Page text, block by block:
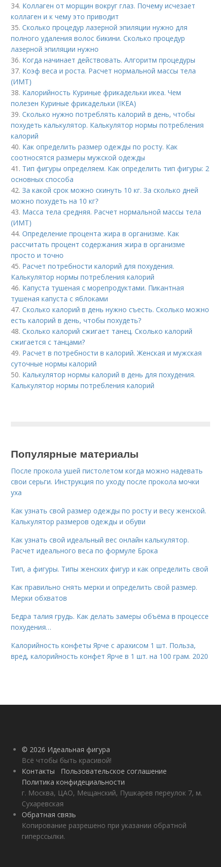
34. Коллаген от морщин вокруг глаз. Почему исчезает
коллаген и к чему это приводит
35.Сколько процедур лазерной эпиляции нужно для
полного удаления волос бикини. Сколько процедур
лазерной эпиляции нужно
36. Когда начинает действовать. Алгоритм процедуры
37. Коэф веса и роста. Расчет нормальной массы тела
(ИМТ)
38. Калорийность Куриные фрикадельки икеа. Чем
полезен Куриные фрикадельки (IKEA)
39.Сколько нужно потреблять калорий в день, чтобы
похудеть калькулятор. Калькулятор нормы потребления
калорий
40. Как определить размер одежды по росту. Как
соотносятся размеры мужской одежды
41. Тип фигуры определяем. Как определить тип фигуры: 2
основных способа
42.За какой срок можно скинуть 10 кг. За сколько дней
можно похудеть на 10 кг?
43. Масса тела средняя. Расчет нормальной массы тела
(ИМТ)
44.Определение процента жира в организме. Как
рассчитать процент содержания жира в организме
просто и точно
45. Расчет потребности калорий для похудения.
Калькулятор нормы потребления калорий
46. Капуста тушеная с морепродуктами. Пикантная
тушеная капуста с яблоками
47.Сколько калорий в день нужно съесть. Сколько можно
есть калорий в день, чтобы похудеть?
48.Сколько калорий сжигает танец. Сколько калорий
сжигается с танцами?
49. Расчет в потребности в калорий. Женская и мужская
суточные нормы калорий
50. Калькулятор нормы калорий в день для похудения.
Калькулятор нормы потребления калорий
Популярные материалы
После прокола ушей пистолетом когда можно надевать
свои серьги. Инструкция по уходу после прокола мочки
уха
Как узнать свой размер одежды по росту и весу женской.
Калькулятор размеров одежды и обуви
Как узнать свой идеальный вес онлайн калькулятор.
Расчет идеального веса по формуле Брока
Тип, а фигуры. Типы женских фигур и как определить свой
Как правильно снять мерки и определить свой размер.
Мерки обхватов
Бедра талия грудь. Как делать замеры объёма в процессе
похудения…
Калорийность конфеты Ярче с арахисом 1 шт. Польза,
вред, калорийность конфет Ярче в 1 шт. на 100 грам. 2020
© 2026 Идеальная фигура
Всё чтобы быть красивой!
Контакты
Пользовательское соглашение
Политика конфидециальности
г. Москва, ЦАО, Мещанский, Пушкарев переулок 7, м.
Сухаревская
Обратная связь
Копирование разрешено при указании обратной
гиперссылки.